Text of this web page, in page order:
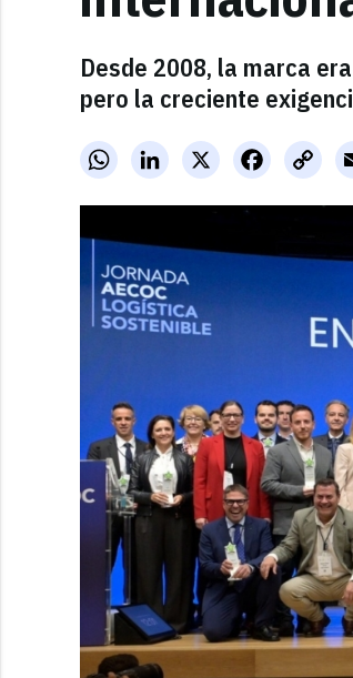
Desde 2008, la marca
pero la creciente
WhatsAppLinkedInX FacebookCopy
Link